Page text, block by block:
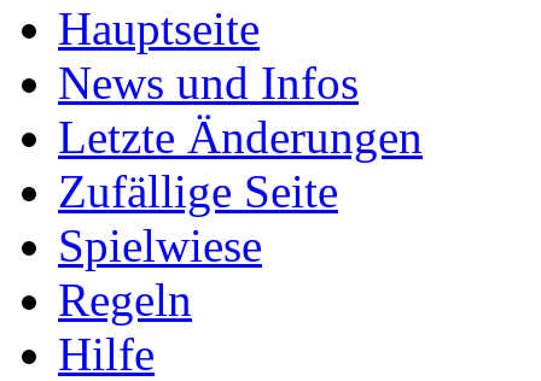
Hauptseite
News und Infos
Letzte Änderungen
Zufällige Seite
Spielwiese
Regeln
Hilfe